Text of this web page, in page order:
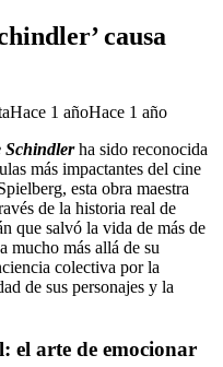
causa
Hace 1 añoHace 1 año
Schindlerha sido reconocida
más impactantes del cine
esta obra maestra
de la historia real de
que salvó la vida de más de
mucho más allá de su
colectiva por la
de sus personajes y la
el arte de emocionar